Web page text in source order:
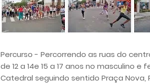
Percurso - Percorrendo as ruas do
de 12 a 14e 15 a 17 anos no masculino
Catedral seguindo sentido Praça Nova,